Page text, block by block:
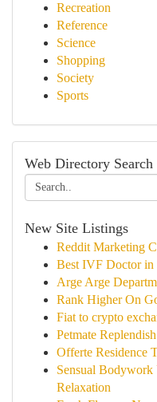
Recreation
Reference
Science
Shopping
Society
Sports
Web Directory Search
New Site Listings
Reddit Marketing
Best IVF Doctor in
Arge Arge
Rank Higher On
Fiat to crypto
Petmate
Offerte Residence
Sensual
Relaxation